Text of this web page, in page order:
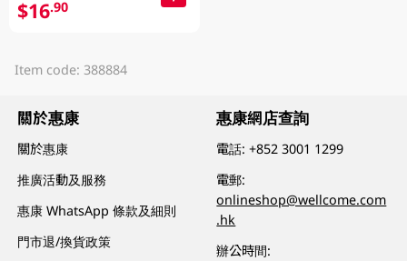
$16.90
Item code: 388884
關於惠康
關於惠康
推廣活動及服務
惠康 WhatsApp 條款及細則
門市退/換貨政策
惠康網店查詢
電話:+852 3001 1299
電郵:
onlineshop@wellcome.com
.hk
辦公時間: